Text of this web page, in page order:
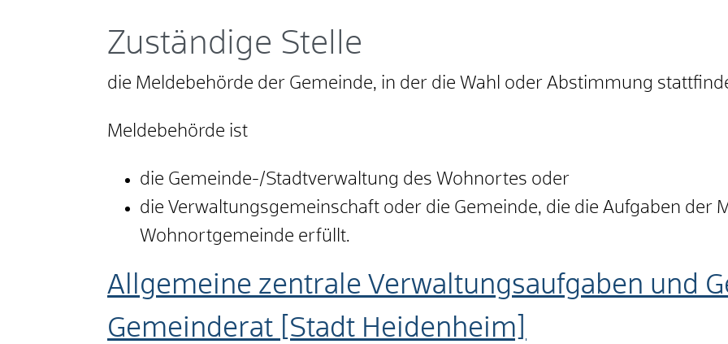
Zuständige Stelle
die Meldebehörde der Gemeinde, in der die Wahl oder Abstimmung
Meldebehörde ist
die Gemeinde-/Stadtverwaltung des Wohnortes oder
die Verwaltungsgemeinschaft oder die Gemeinde, die die Aufgaben der
Wohnortgemeinde erfüllt.
Allgemeine zentrale Verwaltungsaufgaben und
Gemeinderat [Stadt Heidenheim]